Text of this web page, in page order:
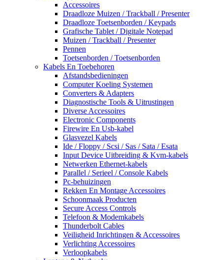
Accessoires
Draadloze Muizen / Trackball / Presenter
Draadloze Toetsenborden / Keypads
Grafische Tablet / Digitale Notepad
Muizen / Trackball / Presenter
Pennen
Toetsenborden / Toetsenborden
Kabels En Toebehoren
Afstandsbedieningen
Computer Koeling Systemen
Converters & Adapters
Diagnostische Tools & Uitrustingen
Diverse Accessoires
Electronic Components
Firewire En Usb-kabel
Glasvezel Kabels
Ide / Floppy / Scsi / Sas / Sata / Esata
Input Device Uitbreiding & Kvm-kabels
Netwerken Ethernet-kabels
Parallel / Serieel / Console Kabels
Pc-behuizingen
Rekken En Montage Accessoires
Schoonmaak Producten
Secure Access Controls
Telefoon & Modemkabels
Thunderbolt Cables
Veiligheid Inrichtingen & Accessoires
Verlichting Accessoires
Verloopkabels